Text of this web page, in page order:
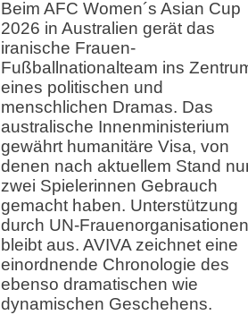
Beim AFC Women´s Asian Cup
2026 in Australien gerät das
iranische Frauen-
Fußballnationalteam ins
eines politischen und
menschlichen Dramas. Das
australische Innenministerium
gewährt humanitäre Visa, von
denen nach aktuellem Stand
zwei Spielerinnen Gebrauch
gemacht haben. Unterstützung
durch UN-Frauenorganisationen
bleibt aus. AVIVA zeichnet eine
einordnende Chronologie des
ebenso dramatischen wie
dynamischen Geschehens.